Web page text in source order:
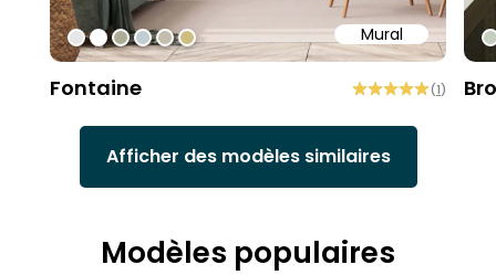
Mural
#e6e6e6
#ffffff
#abae95
#c0ced1
#c4bdac
#cebe81
Fontaine (1)
Afficher des modèles similaires
Modèles populaires